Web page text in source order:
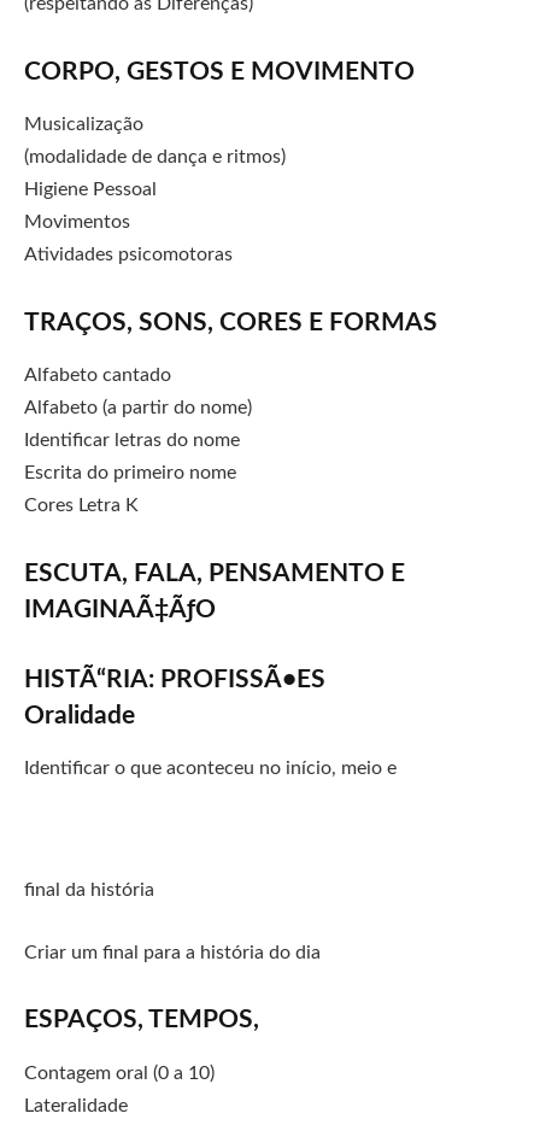
CORPO, GESTOS E MOVIMENTO
Musicalização
(modalidade de dança e ritmos)
Higiene Pessoal
Movimentos
Atividades psicomotoras
TRAÇOS, SONS, CORES E FORMAS
Alfabeto cantado
Alfabeto (a partir do nome)
Identificar letras do nome
Escrita do primeiro nome
Cores Letra K
ESCUTA, FALA, PENSAMENTO E
IMAGINAÃ‡ÃƒO
HISTÃ“RIA: PROFISSÃ•ES
Oralidade
Identificar o que aconteceu no início, meio e
final da história
Criar um final para a história do dia
ESPAÇOS, TEMPOS,
Contagem oral (0 a 10)
Lateralidade